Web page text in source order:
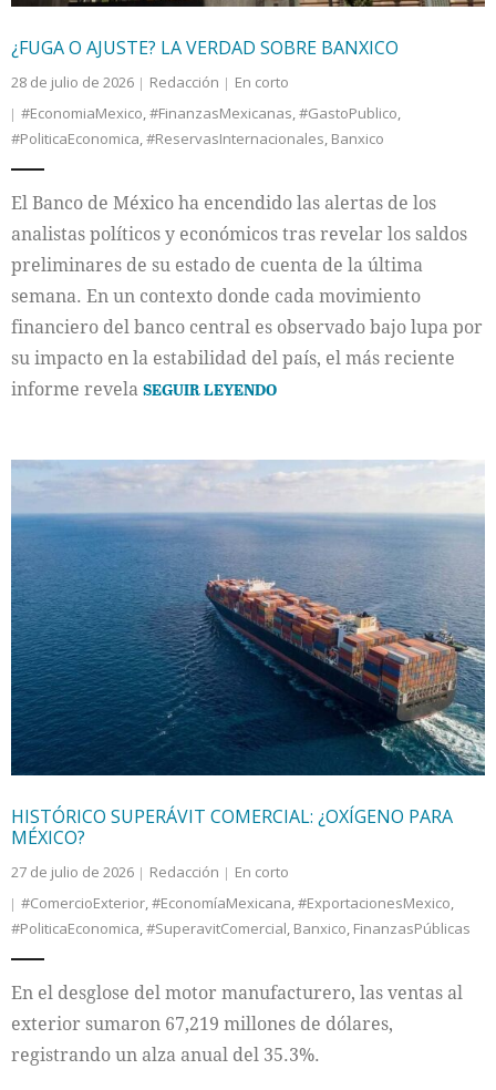
¿FUGA O AJUSTE? LA VERDAD SOBRE BANXICO
28 de julio de 2026 Redacción
En corto
#EconomiaMexico,#FinanzasMexicanas,#GastoPublico,
#PoliticaEconomica,#ReservasInternacionales, Banxico
El Banco de México ha encendido las alertas de los
analistas políticos y económicos tras revelar los saldos
preliminares de su estado de cuenta de la última
semana. En un contexto donde cada movimiento
financiero del banco central es observado bajo lupa por
su impacto en la estabilidad del país, el más reciente
informe revelaSEGUIR LEYENDO
HISTÓRICO SUPERÁVIT COMERCIAL: ¿OXÍGENO PARA
MÉXICO?
27 de julio de 2026 Redacción
En corto
#ComercioExterior,#EconomíaMexicana,#ExportacionesMexico,
#PoliticaEconomica,#SuperavitComercial, Banxico, FinanzasPúblicas
En el desglose del motor manufacturero, las ventas al
exterior sumaron 67,219 millones de dólares,
registrando un alza anual del 35.3%.